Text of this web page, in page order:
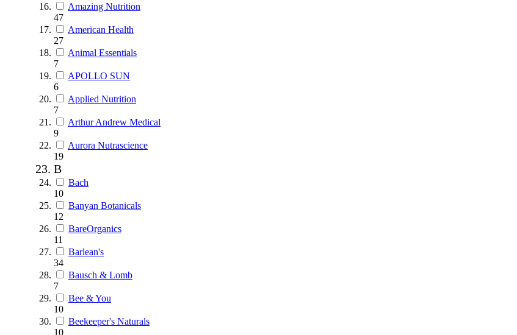
Amazing Nutrition
47
American Health
27
Animal Essentials
7
APOLLO SUN
6
Applied Nutrition
7
Arthur Andrew Medical
9
Aurora Nutrascience
19
B
Bach
10
Banyan Botanicals
12
BareOrganics
11
Barlean's
34
Bausch & Lomb
7
Bee & You
10
Beekeeper's Naturals
10